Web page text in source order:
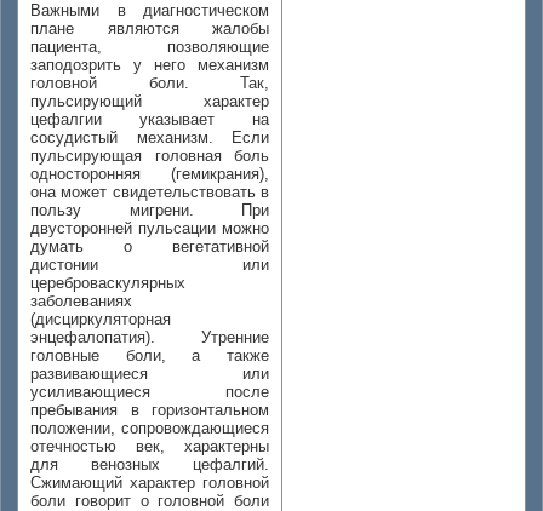
Важными в диагностическом
плане являются жалобы
пациента, позволяющие
заподозрить у него механизм
головной боли. Так,
пульсирующий характер
цефалгии указывает на
сосудистый механизм. Если
пульсирующая головная боль
односторонняя (гемикрания),
она может свидетельствовать в
пользу мигрени. При
двусторонней пульсации можно
думать о вегетативной
дистонии или
цереброваскулярных
заболеваниях
(дисциркуляторная
энцефалопатия). Утренние
головные боли, а также
развивающиеся или
усиливающиеся после
пребывания в горизонтальном
положении, сопровождающиеся
отечностью век, характерны
для венозных цефалгий.
Сжимающий характер головной
боли говорит о головной боли